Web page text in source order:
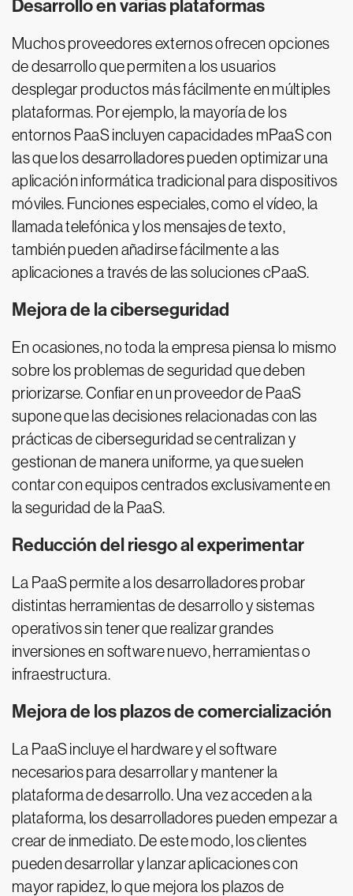
Desarrollo en varias plataformas
Muchos proveedores externos ofrecen opciones
de desarrollo que permiten a los usuarios
desplegar productos más fácilmente en múltiples
plataformas. Por ejemplo, la mayoría de los
entornos PaaS incluyen capacidades mPaaS con
las que los desarrolladores pueden optimizar una
aplicación informática tradicional para dispositivos
móviles. Funciones especiales, como el vídeo, la
llamada telefónica y los mensajes de texto,
también pueden añadirse fácilmente a las
aplicaciones a través de las soluciones cPaaS.
Mejora de la ciberseguridad
En ocasiones, no toda la empresa piensa lo mismo
sobre los problemas de seguridad que deben
priorizarse. Confiar en un proveedor de PaaS
supone que las decisiones relacionadas con las
prácticas de ciberseguridad se centralizan y
gestionan de manera uniforme, ya que suelen
contar con equipos centrados exclusivamente en
la seguridad de la PaaS.
Reducción del riesgo al experimentar
La PaaS permite a los desarrolladores probar
distintas herramientas de desarrollo y sistemas
operativos sin tener que realizar grandes
inversiones en software nuevo, herramientas o
infraestructura.
Mejora de los plazos de comercialización
La PaaS incluye el hardware y el software
necesarios para desarrollar y mantener la
plataforma de desarrollo. Una vez acceden a la
plataforma, los desarrolladores pueden empezar a
crear de inmediato. De este modo, los clientes
pueden desarrollar y lanzar aplicaciones con
mayor rapidez, lo que mejora los plazos de